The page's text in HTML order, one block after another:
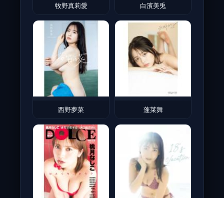
牧野真莉愛 白濱美兎
西野夢菜 蓬莱舞